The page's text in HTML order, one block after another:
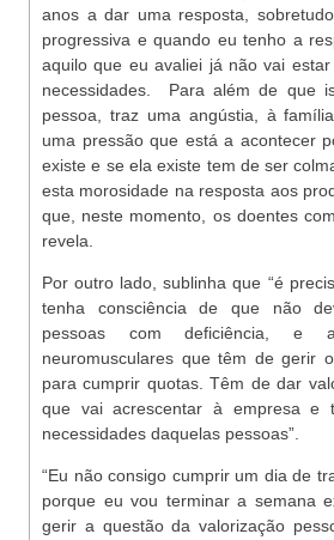
anos a dar uma resposta,
progressiva e quando eu tenho a
aquilo que eu avaliei já não vai
necessidades. Para além de que
pessoa, traz uma angústia, à
uma pressão que está a acontecer
existe e se ela existe tem de ser
esta morosidade na resposta aos
que, neste momento, os doentes
revela.
Por outro lado, sublinha que “é
tenha consciência de que não
pessoas com deficiência, e
neuromusculares que têm de gerir
para cumprir quotas. Têm de dar
que vai acrescentar à empresa e
necessidades daquelas pessoas”.
“Eu não consigo cumprir um dia de
porque eu vou terminar a semana
gerir a questão da valorização